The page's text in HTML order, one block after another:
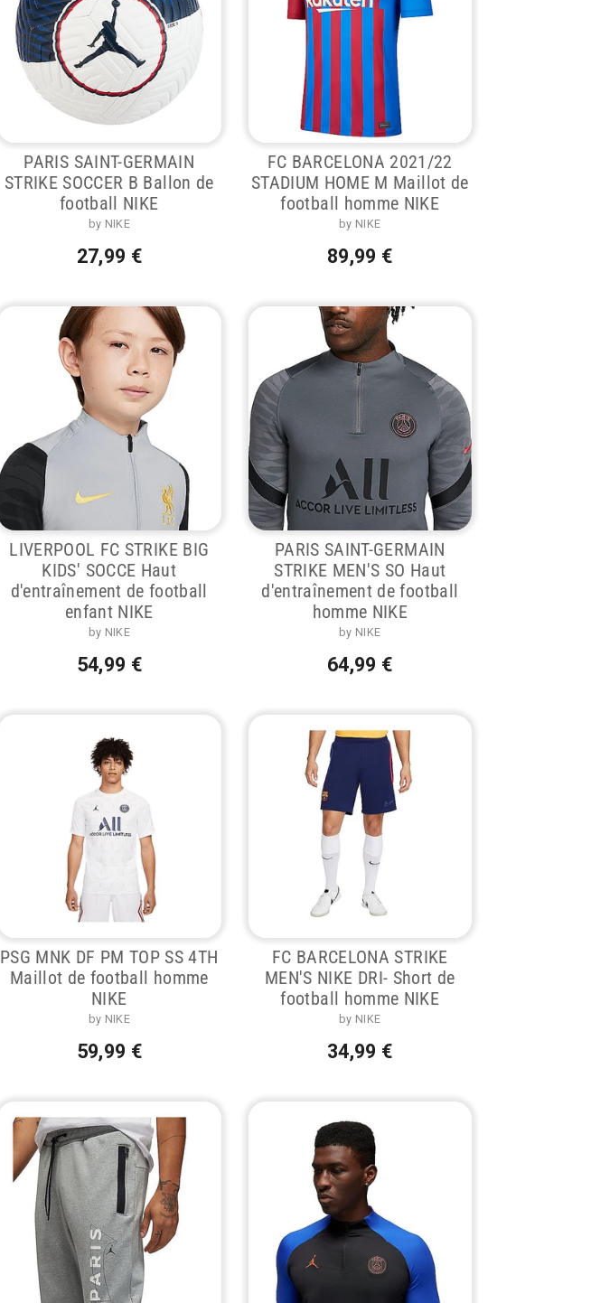
PARIS SAINT-GERMAIN
STRIKE SOCCER B Ballon de
football NIKE
by NIKE
27,99 €
FC BARCELONA 2021/22
STADIUM HOME M Maillot de
football homme NIKE
by NIKE
89,99 €
LIVERPOOL FC STRIKE BIG
KIDS' SOCCE Haut
d'entraînement de football
enfant NIKE
by NIKE
54,99 €
PARIS SAINT-GERMAIN
STRIKE MEN'S SO Haut
d'entraînement de football
homme NIKE
by NIKE
64,99 €
PSG MNK DF PM TOP SS 4TH
Maillot de football homme
NIKE
by NIKE
59,99 €
FC BARCELONA STRIKE
MEN'S NIKE DRI- Short de
football homme NIKE
by NIKE
34,99 €